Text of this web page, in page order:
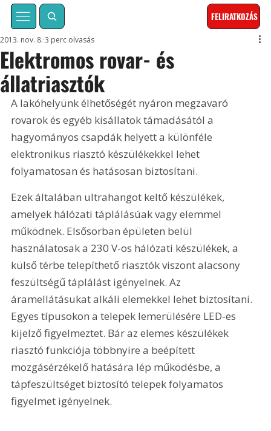
FELIRATKOZÁS
Elektromos rovar- és
állatriasztók
2013. nov. 8. 3 perc olvasás
A lakóhelyünk élhetőségét nyáron megzavaró
rovarok és egyéb kisállatok támadásától a
hagyományos csapdák helyett a különféle
elektronikus riasztó készülékekkel lehet
folyamatosan és hatásosan biztosítani.
Ezek általában ultrahangot keltő készülékek,
amelyek hálózati táplálásúak vagy elemmel
működnek. Elsősorban épületen belül
használatosak a 230 V-os hálózati készülékek, a
külső térbe telepíthető riasztók viszont alacsony
feszültségű táplálást igényelnek. Az
áramellátásukat alkáli elemekkel lehet biztosítani.
Egyes típusokon a telepek lemerülésére LED-es
kijelző figyelmeztet. Bár az elemes készülékek
riasztó funkciója többnyire a beépített
mozgásérzékelő hatására lép működésbe, a
tápfeszültséget biztosító telepek folyamatos
figyelmet igényelnek.